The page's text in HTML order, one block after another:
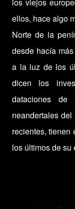
ellos, hace algo
Norte de la
desde hacía
a la luz de los
dicen los
dataciones
neandertales
recientes, tienen
los últimos de su